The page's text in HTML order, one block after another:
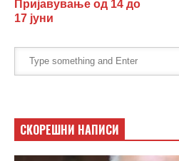
Пријавување од 14 до
17 јуни
СКОРЕШНИ НАПИСИ